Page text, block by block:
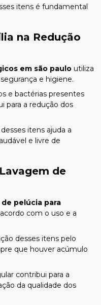
itens é fundamental
na Redução
em são paulo utiliza
e higiene.
e bactérias presentes
para a redução dos
itens ajuda a
e livre de
de
de pelúcia para
com o uso e a
desses itens pelo
que houver acúmulo
contribui para a
da qualidade dos